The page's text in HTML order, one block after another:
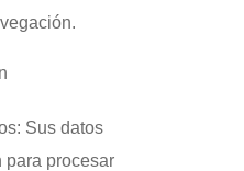
Sus datos
para procesar